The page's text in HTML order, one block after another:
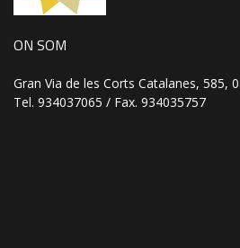
ON SOM
Gran Via de les Corts Catalanes, 585,
Tel. 934037065 / Fax. 934035757